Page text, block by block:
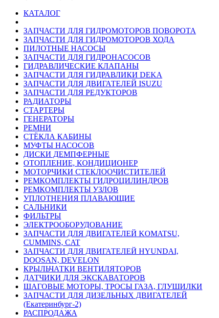
КАТАЛОГ
ЗАПЧАСТИ ДЛЯ ГИДРОМОТОРОВ ПОВОРОТА
ЗАПЧАСТИ ДЛЯ ГИДРОМОТОРОВ ХОДА
ПИЛОТНЫЕ НАСОСЫ
ЗАПЧАСТИ ДЛЯ ГИДРОНАСОСОВ
ГИДРАВЛИЧЕСКИЕ КЛАПАНЫ
ЗАПЧАСТИ ДЛЯ ГИДРАВЛИКИ DEKA
ЗАПЧАСТИ ДЛЯ ДВИГАТЕЛЕЙ ISUZU
ЗАПЧАСТИ ДЛЯ РЕДУКТОРОВ
РАДИАТОРЫ
СТАРТЕРЫ
ГЕНЕРАТОРЫ
РЕМНИ
СТЁКЛА КАБИНЫ
МУФТЫ НАСОСОВ
ДИСКИ ДЕМПФЕРНЫЕ
ОТОПЛЕНИЕ, КОНДИЦИОНЕР
МОТОРЧИКИ СТЕКЛООЧИСТИТЕЛЕЙ
РЕМКОМПЛЕКТЫ ГИДРОЦИЛИНДРОВ
РЕМКОМПЛЕКТЫ УЗЛОВ
УПЛОТНЕНИЯ ПЛАВАЮЩИЕ
САЛЬНИКИ
ФИЛЬТРЫ
ЭЛЕКТРООБОРУДОВАНИЕ
ЗАПЧАСТИ ДЛЯ ДВИГАТЕЛЕЙ KOMATSU,
CUMMINS, CAT
ЗАПЧАСТИ ДЛЯ ДВИГАТЕЛЕЙ HYUNDAI,
DOOSAN, DEVELON
КРЫЛЬЧАТКИ ВЕНТИЛЯТОРОВ
ДАТЧИКИ ДЛЯ ЭКСКАВАТОРОВ
ШАГОВЫЕ МОТОРЫ, ТРОСЫ ГАЗА, ГЛУШИЛКИ
ЗАПЧАСТИ ДЛЯ ДИЗЕЛЬНЫХ ДВИГАТЕЛЕЙ
(Екатеринбург-2)
РАСПРОДАЖА